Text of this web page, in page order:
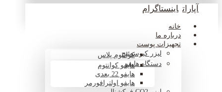
آپارات اینستاگرام
خانه
درباره ما
تجهیزات پوست
لیزر کیوسوئیچکوانتوم پلاس
دستگاه هایفوهایفو کوانتوم
هایفو 22 بعدی
هایفو اولترافورمر